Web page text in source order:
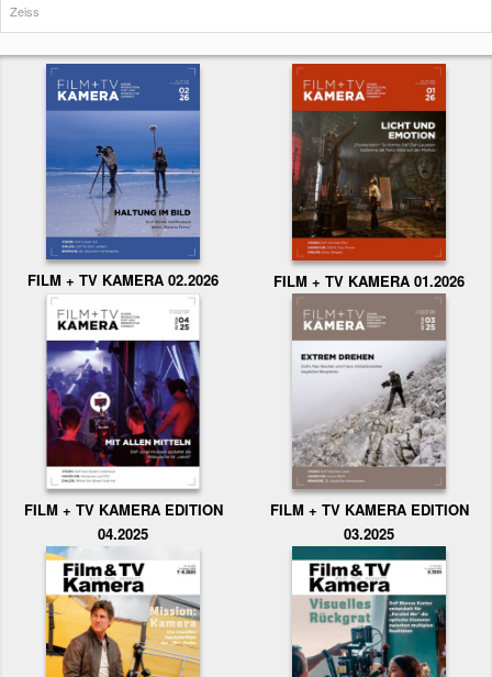
Zeiss
FILM + TV KAMERA 02.2026 FILM + TV KAMERA 01.2026
FILM + TV KAMERA EDITION
04.2025
FILM + TV KAMERA EDITION
03.2025